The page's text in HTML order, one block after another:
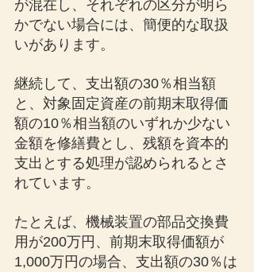
が混在し、それぞれの区分が明ら
かでない場合には、簡便的な取扱
いがあります。
継続して、支出額の30％相当額
と、対象固定資産の前期末取得価
額の10％相当額のいずれか少ない
金額を修繕費とし、残額を資本的
支出とする処理が認められるとさ
れています。
たとえば、機械装置の部品交換費
用が200万円、前期末取得価額が
1,000万円の場合、支出額の30％は